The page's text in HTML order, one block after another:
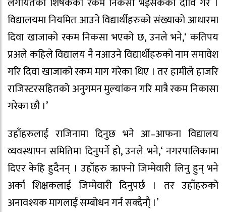
विद्यालयमा नियमित आउने विद्यार्थीहरुको संख्याको आधारमा
दिवा खाजाको रकम निकसा भएको छ, उनले भने,‘ कतिपय
प्रअले कहिले विद्यालय नै नआउने विद्यार्थीहरुको नाम समावेश
गरि दिवा खाजाको रकम माग गरेका थिए । तर हामीले हाजरि
राजिस्टरसहितको अनुगमन मुल्यांकन गरि मात्रै रकम निकासा
गरेका छौ ।’
उहाँहरुलाई राजिनामा दिनुछ भने आ–आफना विद्यालय
व्यवस्थापन समितिमा दिनुपर्ने हो, उनले भने,‘ नगरपालिकामा
दिएर केहि हुदैनन् । उहाँहरु ऋाफ्नो जिम्मेवारी लिनु हुन् भने
अर्का शिक्षकलाई जिम्मेवारी दिनुपर्छ । तर उहाँहरुको
अनावश्यक मागलाई सम्बोधन गर्न सक्दैनौ् ।’